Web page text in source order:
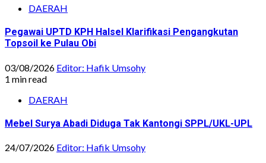
DAERAH
Pegawai UPTD KPH Halsel Klarifikasi Pengangkutan
Topsoil ke Pulau Obi
03/08/2026 Editor: Hafik Umsohy
1 min read
DAERAH
Mebel Surya Abadi Diduga Tak Kantongi SPPL/UKL-UPL
24/07/2026 Editor: Hafik Umsohy